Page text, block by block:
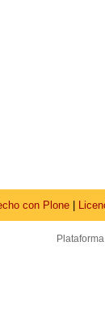
con Plone